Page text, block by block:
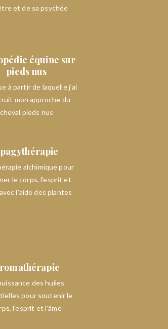
et de sa psychée
équine sur
pieds nus
à partir de laquelle j'ai
mon approche du
cheval pieds nus
alchimique pour
le corps, l'esprit et
l'aide des plantes
des huiles
pour soutenir le
l'esprit et l'âme